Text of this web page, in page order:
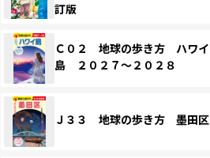
訂版
Ｃ０２ 地球の歩き方 ハワイ
島 ２０２７～２０２８
Ｊ３３ 地球の歩き方 墨田区